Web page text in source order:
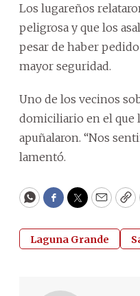
Los lugareños
peligrosa y que los
pesar de haber
mayor seguridad.
Uno de los vecinos
domiciliario en el que
apuñalaron. “Nos
lamentó.
WhatsApp
Facebook
Twitter
Email
Laguna Grande